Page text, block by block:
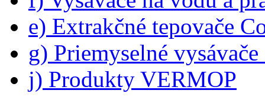
e) Extrakčné tepovače
g) Priemyselné
j) Produkty VERMOP